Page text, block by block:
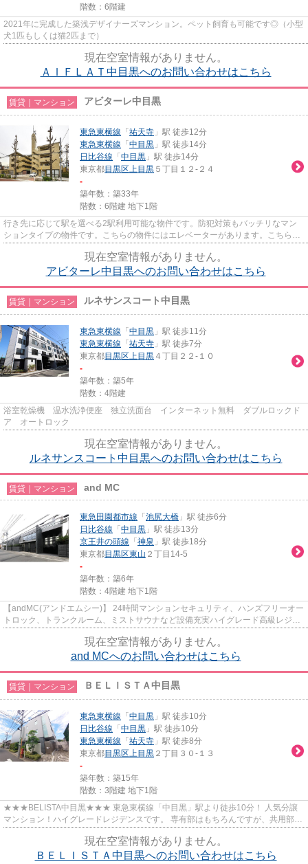
階数：6階建
2021年に完成した築浅デザイナーズマンション。ペット飼育も可能です◎（小型
犬1匹もしくは猫2匹まで）
現在空室情報がありません。
ＡＩＦＬＡＴ中目黒へのお問い合わせはこちら
賃貸｜マンション アビターレ中目黒
東急東横線 「 祐天寺 」駅 徒歩12分
東急東横線 「 中目黒 」駅 徒歩14分
日比谷線 「 中目黒 」駅 徒歩14分
東京都目黒区上目黒 ５丁目１２-２４
-
築年数：築33年
階数：6階建 地下1階
行き先に応じて駅を選べる2駅利用可能な物件です。防犯対策もバッチリなマン
ションタイプの物件です。こちらの物件にはエレベーターがあります。こちらの
現在空室情報がありません。
アビターレ中目黒へのお問い合わせはこちら
賃貸｜マンション ルネサンスコート中目黒
東急東横線 「 中目黒 」駅 徒歩11分
東急東横線 「 祐天寺 」駅 徒歩7分
東京都目黒区上目黒 ４丁目２２-１０
-
築年数：築5年
階数：4階建
浴室乾燥機 温水洗浄便座 独立洗面台 インターネット無料 ダブルロックド
ア オートロック
現在空室情報がありません。
ルネサンスコート中目黒へのお問い合わせはこちら
賃貸｜マンション and MC
東急田園都市線 「 池尻大橋 」駅 徒歩6分
日比谷線 「 中目黒 」駅 徒歩13分
京王井の頭線 「 神泉 」駅 徒歩18分
東京都目黒区東山 ２丁目14-5
-
築年数：築6年
階数：4階建 地下1階
【andMC(アンドエムシー)】 24時間マンションセキュリティ、ハンズフリーオー
トロック、トランクルーム、ミストサウナなど設備充実ハイグレード高級レジデ
現在空室情報がありません。
and MCへのお問い合わせはこちら
賃貸｜マンション ＢＥＬＩＳＴＡ中目黒
東急東横線 「 中目黒 」駅 徒歩10分
日比谷線 「 中目黒 」駅 徒歩10分
東急東横線 「 祐天寺 」駅 徒歩8分
東京都目黒区上目黒 ２丁目３０-１３
-
築年数：築15年
階数：3階建 地下1階
★★★BELISTA中目黒★★★ 東急東横線「中目黒」駅より徒歩10分！ 人気分譲
マンション！ハイグレードレジデンスです。 専有部はもちろんですが、共用部は
現在空室情報がありません。
ＢＥＬＩＳＴＡ中目黒へのお問い合わせはこちら